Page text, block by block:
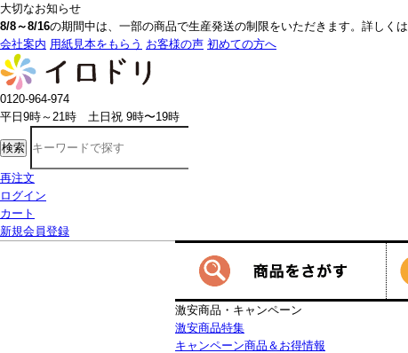
大切なお知らせ
8/8～8/16の期間中は、一部の商品で生産発送の制限をいただきます。詳しくは
会社案内 用紙見本をもらう お客様の声 初めての方へ
0120-964-974
平日9時～21時 土日祝 9時〜19時
検索
再注文
ログイン
カート
新規会員登録
激安商品・キャンペーン
激安商品特集
キャンペーン商品＆お得情報